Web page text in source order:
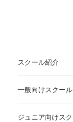
スクール紹介
一般向けスクール
ジュニア向けス